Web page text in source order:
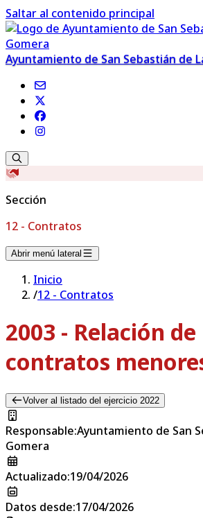
Saltar al contenido principal
Ayuntamiento de San Sebastián de
Sección
12 - Contratos
Abrir menú lateral
Inicio
/12 - Contratos
2003 - Relación de
contratos
Volver al listado del ejercicio 2022
Responsable:Ayuntamiento de San
Gomera
Actualizado:19/04/2026
Datos desde:17/04/2026